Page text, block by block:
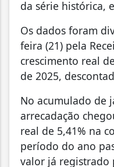
da série histórica,
Os dados foram
feira (21) pela
crescimento real
de 2025,
No acumulado de
arrecadação
real de 5,41% na
período do ano
valor já registrado